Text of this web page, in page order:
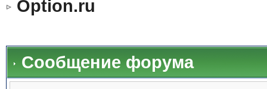
Option.ru
Сообщение форума